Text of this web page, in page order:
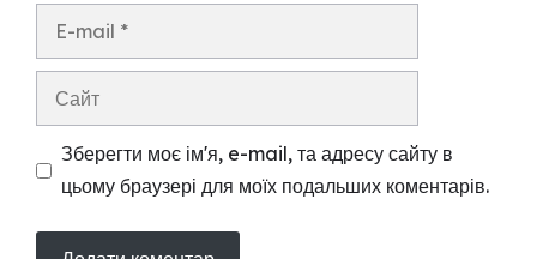
Сайт
Зберегти моє ім'я, e-mail, та адресу сайту в
цьому браузері для моїх подальших коментарів.